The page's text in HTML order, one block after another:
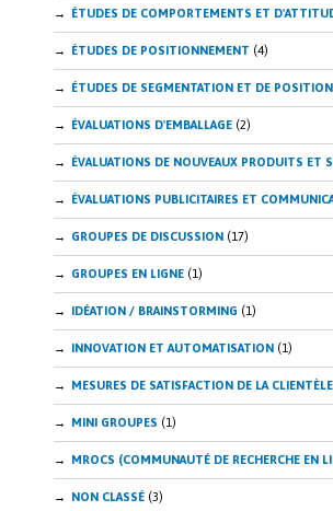
ÉTUDES DE COMPORTEMENTS ET
ÉTUDES DE POSITIONNEMENT (4)
ÉTUDES DE SEGMENTATION ET DE
ÉVALUATIONS D'EMBALLAGE (2)
ÉVALUATIONS DE NOUVEAUX PRODUITS ET
ÉVALUATIONS PUBLICITAIRES ET
GROUPES DE DISCUSSION (17)
GROUPES EN LIGNE (1)
IDÉATION / BRAINSTORMING (1)
INNOVATION ET AUTOMATISATION (1)
MESURES DE SATISFACTION DE LA CLIENTÈLE
MINI GROUPES (1)
MROCS (COMMUNAUTÉ DE RECHERCHE EN
NON CLASSÉ (3)